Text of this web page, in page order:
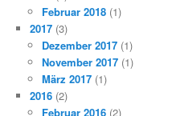
Februar 2018 (1)
2017 (3)
Dezember 2017 (1)
November 2017 (1)
März 2017 (1)
2016 (2)
Februar 2016 (2)